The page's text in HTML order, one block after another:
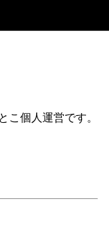
こ個人運営です。